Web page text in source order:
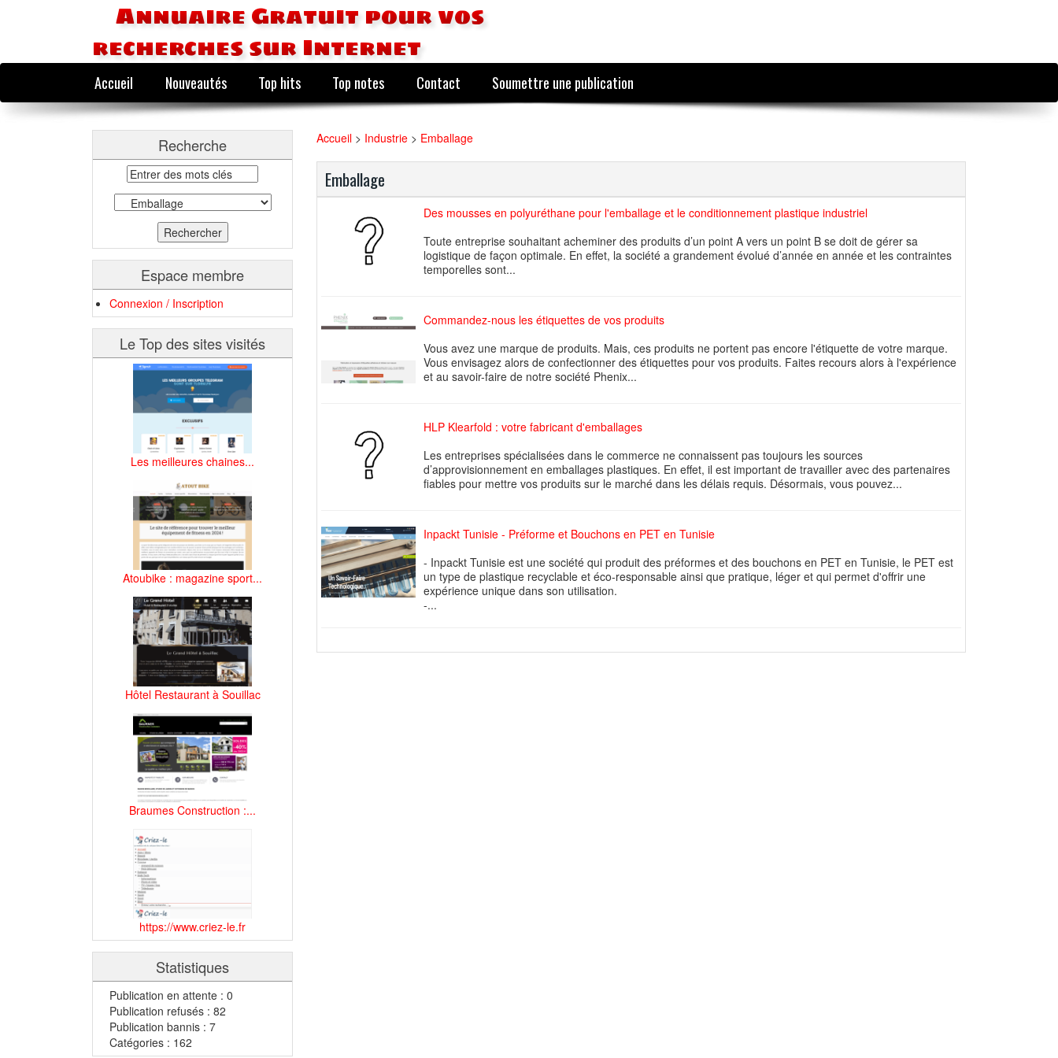
Annuaire Gratuit pour vos
recherches sur Internet
Accueil Nouveautés Top hits Top notes Contact Soumettre une publication
Recherche
Espace membre
Connexion / Inscription
Le Top des sites visités
Les meilleures chaines...
Atoubike : magazine sport...
Hôtel Restaurant à Souillac
Braumes Construction :...
https://www.criez-le.fr
Statistiques
Publication en attente : 0
Publication refusés : 82
Publication bannis : 7
Catégories : 162
Accueil > Industrie > Emballage
Emballage
Des mousses en polyuréthane pour l'emballage et le conditionnement plastique industriel
Toute entreprise souhaitant acheminer des produits d’un point A vers un point B se doit de gérer sa
logistique de façon optimale. En effet, la société a grandement évolué d’année en année et les contraintes
temporelles sont...
Commandez-nous les étiquettes de vos produits
Vous avez une marque de produits. Mais, ces produits ne portent pas encore l'étiquette de votre marque.
Vous envisagez alors de confectionner des étiquettes pour vos produits. Faites recours alors à l'expérience
et au savoir-faire de notre société Phenix...
HLP Klearfold : votre fabricant d'emballages
Les entreprises spécialisées dans le commerce ne connaissent pas toujours les sources
d’approvisionnement en emballages plastiques. En effet, il est important de travailler avec des partenaires
fiables pour mettre vos produits sur le marché dans les délais requis. Désormais, vous pouvez...
Inpackt Tunisie - Préforme et Bouchons en PET en Tunisie
- Inpackt Tunisie est une société qui produit des préformes et des bouchons en PET en Tunisie, le PET est
un type de plastique recyclable et éco-responsable ainsi que pratique, léger et qui permet d'offrir une
expérience unique dans son utilisation.
-...